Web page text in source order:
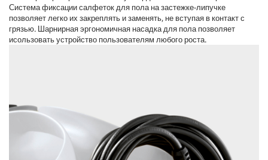
Система фиксации салфеток для пола на застежке-липучке
позволяет легко их закреплять и заменять, не вступая в контакт с
грязью. Шарнирная эргономичная насадка для пола позволяет
исользовать устройство пользователям любого роста.